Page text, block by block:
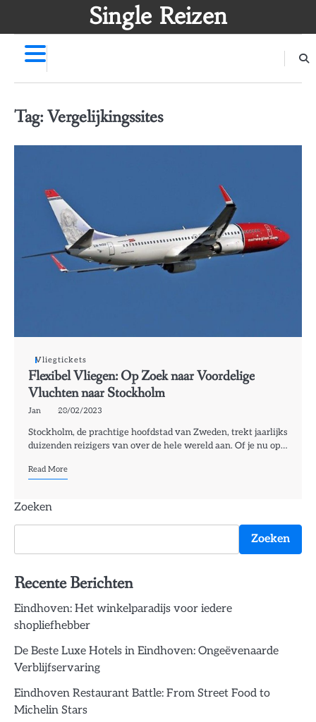
Single Reizen
Tag:Vergelijkingssites
Vliegtickets
Flexibel Vliegen: Op Zoek naar Voordelige
Vluchten naar Stockholm
Jan 20/02/2023
Stockholm, de prachtige hoofdstad van Zweden, trekt jaarlijks
duizenden reizigers van over de hele wereld aan. Of je nu op…
Read More
Zoeken
Zoeken
Recente Berichten
Eindhoven: Het winkelparadijs voor iedere
shopliefhebber
De Beste Luxe Hotels in Eindhoven: Ongeëvenaarde
Verblijfservaring
Eindhoven Restaurant Battle: From Street Food to
Michelin Stars